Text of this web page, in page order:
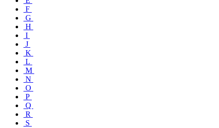
F
G
H
I
J
K
L
M
N
O
P
Q
R
S